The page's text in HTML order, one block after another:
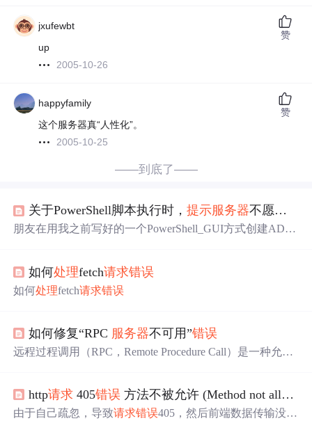
jxufewbt
up
2005-10-26
赞
happyfamily
这个服务器真“人性化”。
2005-10-25
赞
——到底了——
关于PowerShell脚本执行时，提示服务器不愿意
朋友在用我之前写好的一个PowerShell_GUI方式创建AD帐
然说“服务器不愿意处理该请求
换的如此流利，这成精的节奏也是不要不要的了。 经过查
如何处理fetch请求错误
如何处理fetch请求错误
如何修复“RPC 服务器不可用”错误
‌远程过程调用（RPC，Remote Procedure Call）是一种允许
用远程服务，而无需关心底层通信细节。RPC通常采用客
户端-服务器（Client/Server）模式，客户端通过发送请求
http请求 405错误 方法不被允许 (Method not allowed)
由于自己疏忽，导致请求错误405，然后前端数据传输没